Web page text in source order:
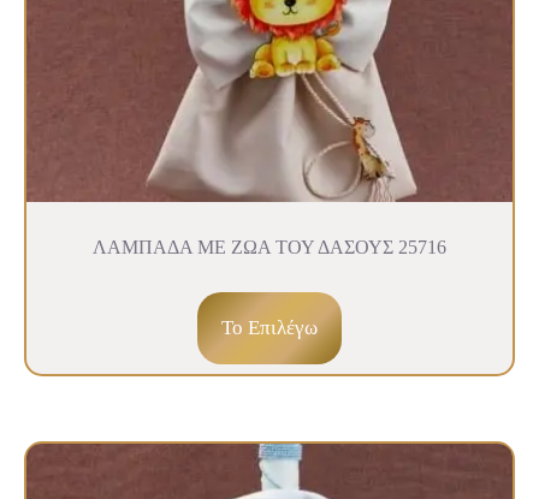
ΛΑΜΠΑΔΑ ΜΕ ΖΩΑ ΤΟΥ ΔΑΣΟΥΣ 25716
To Επιλέγω